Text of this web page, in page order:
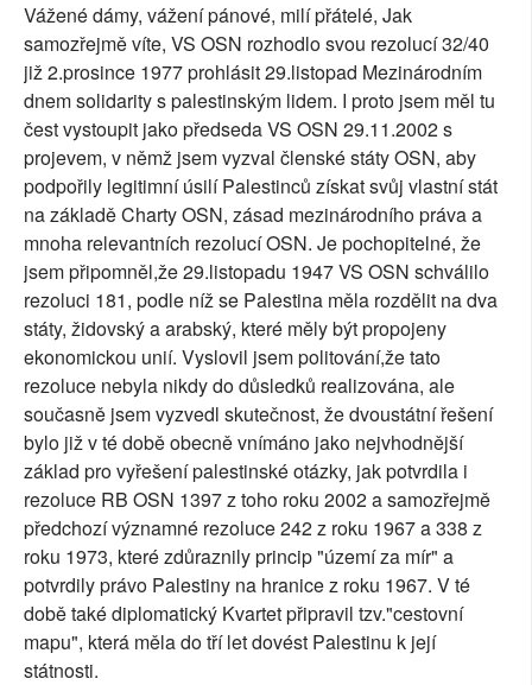
SOCIÁLNÍ SÍTĚ
RUBRIKY
PLNÁ VERZE STRÁNEK
Vážené dámy, vážení pánové, milí přátelé, Jak
samozřejmě víte, VS OSN rozhodlo svou rezolucí 32/40
již 2.prosince 1977 prohlásit 29.listopad Mezinárodním
dnem solidarity s palestinským lidem. I proto jsem měl tu
čest vystoupit jako předseda VS OSN 29.11.2002 s
projevem, v němž jsem vyzval členské státy OSN, aby
podpořily legitimní úsilí Palestinců získat svůj vlastní stát
na základě Charty OSN, zásad mezinárodního práva a
mnoha relevantních rezolucí OSN. Je pochopitelné, že
jsem připomněl,že 29.listopadu 1947 VS OSN schválilo
rezoluci 181, podle níž se Palestina měla rozdělit na dva
státy, židovský a arabský, které měly být propojeny
ekonomickou unií. Vyslovil jsem politování,že tato
rezoluce nebyla nikdy do důsledků realizována, ale
současně jsem vyzvedl skutečnost, že dvoustátní řešení
bylo již v té době obecně vnímáno jako nejvhodnější
základ pro vyřešení palestinské otázky, jak potvrdila i
rezoluce RB OSN 1397 z toho roku 2002 a samozřejmě
předchozí významné rezoluce 242 z roku 1967 a 338 z
roku 1973, které zdůraznily princip "území za mír" a
potvrdily právo Palestiny na hranice z roku 1967. V té
době také diplomatický Kvartet připravil tzv."cestovní
mapu", která měla do tří let dovést Palestinu k její
státnosti.